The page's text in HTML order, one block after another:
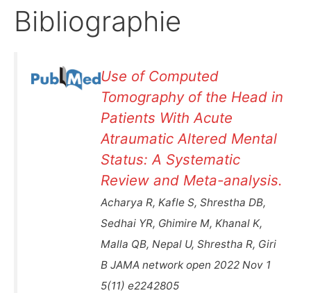
Bibliographie
Use of Computed
Tomography of the Head in
Patients With Acute
Atraumatic Altered Mental
Status: A Systematic
Review and Meta-analysis.
Acharya R, Kafle S, Shrestha DB,
Sedhai YR, Ghimire M, Khanal K,
Malla QB, Nepal U, Shrestha R, Giri
B JAMA network open 2022 Nov 1
5(11) e2242805